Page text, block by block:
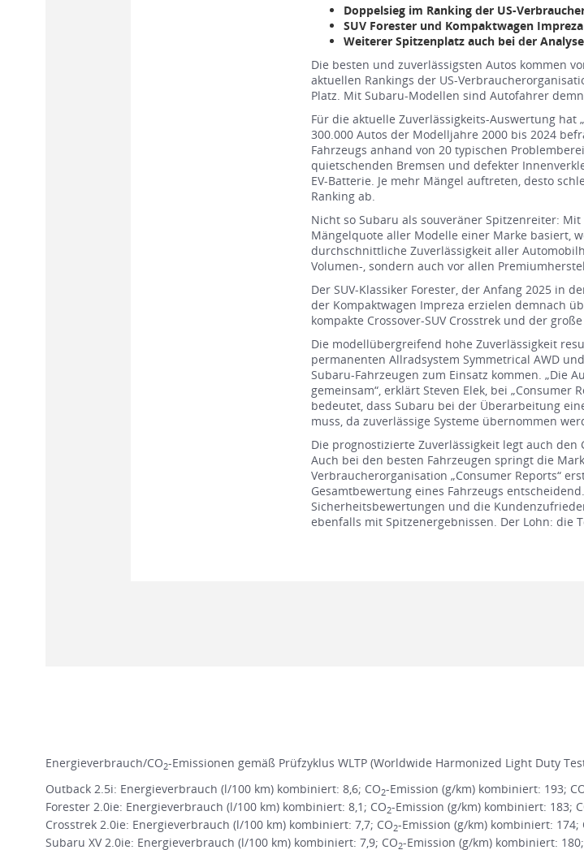
Doppelsieg im Ranking der US-
SUV Forester und Kompaktwagen
Weiterer Spitzenplatz auch bei der
Die besten und zuverlässigsten Autos kommen
aktuellen Rankings der US-
Platz. Mit Subaru-Modellen sind Autofahrer
Für die aktuelle Zuverlässigkeits-Auswertung hat
300.000 Autos der Modelljahre 2000 bis 2024
Fahrzeugs anhand von 20 typischen
quietschenden Bremsen und defekter
EV-Batterie. Je mehr Mängel auftreten, desto
Ranking ab.
Nicht so Subaru als souveräner Spitzenreiter:
Mängelquote aller Modelle einer Marke basiert,
durchschnittliche Zuverlässigkeit aller
Volumen-, sondern auch vor allen
Der SUV-Klassiker Forester, der Anfang 2025 in
der Kompaktwagen Impreza erzielen demnach
kompakte Crossover-SUV Crosstrek und der
Die modellübergreifend hohe Zuverlässigkeit
permanenten Allradsystem Symmetrical AWD
Subaru-Fahrzeugen zum Einsatz kommen. „Die
gemeinsam“, erklärt Steven Elek, bei „Consumer
bedeutet, dass Subaru bei der Überarbeitung
muss, da zuverlässige Systeme übernommen
Die prognostizierte Zuverlässigkeit legt auch
Auch bei den besten Fahrzeugen springt die
Verbraucherorganisation „Consumer Reports“
Gesamtbewertung eines Fahrzeugs
Sicherheitsbewertungen und die
ebenfalls mit Spitzenergebnissen. Der Lohn: die
Energieverbrauch/CO2-Emissionen gemäß Prüfzyklus WLTP (Worldwide Harmonized Light Duty
Outback 2.5i: Energieverbrauch (l/100 km) kombiniert: 8,6; CO2-Emission (g/km) kombiniert: 193;
Forester 2.0ie: Energieverbrauch (l/100 km) kombiniert: 8,1; CO2-Emission (g/km) kombiniert: 183;
Crosstrek 2.0ie: Energieverbrauch (l/100 km) kombiniert: 7,7; CO2-Emission (g/km) kombiniert: 174;
Subaru XV 2.0ie: Energieverbrauch (l/100 km) kombiniert: 7,9; CO2-Emission (g/km) kombiniert: